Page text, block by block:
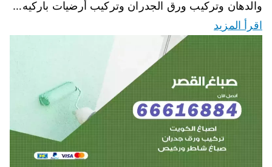
والدهان وتركيب ورق الجدران وتركيب أرضيات باركيه…
اقرأ المزيد